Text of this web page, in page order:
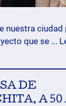
nuestra ciudad
que se ...
DE
A 50